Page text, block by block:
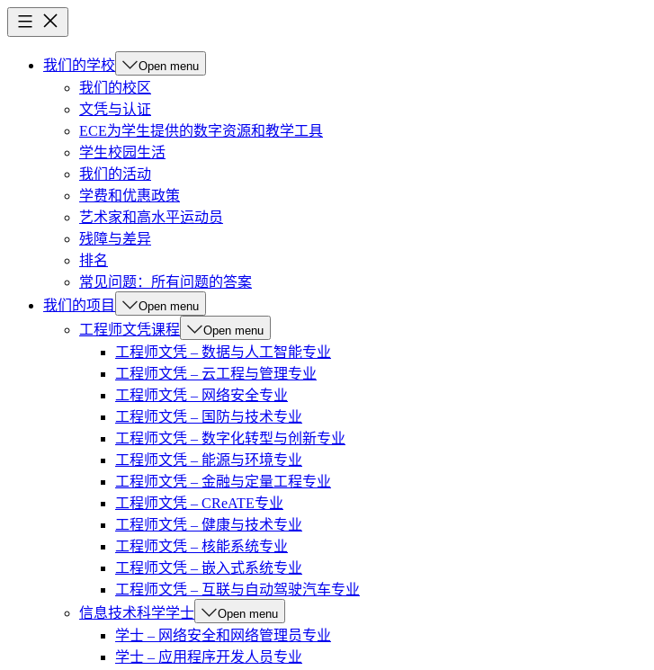
我们的学校 Open menu
我们的校区
文凭与认证
ECE为学生提供的数字资源和教学工具
学生校园生活
我们的活动
学费和优惠政策
艺术家和高水平运动员
残障与差异
排名
常见问题：所有问题的答案
我们的项目
Open menu
工程师文凭课程 Open menu
工程师文凭 – 数据与人工智能专业
工程师文凭 – 云工程与管理专业
工程师文凭 – 网络安全专业
工程师文凭 – 国防与技术专业
工程师文凭 – 数字化转型与创新专业
工程师文凭 – 能源与环境专业
工程师文凭 – 金融与定量工程专业
工程师文凭 – CReATE专业
工程师文凭 – 健康与技术专业
工程师文凭 – 核能系统专业
工程师文凭 – 嵌入式系统专业
工程师文凭 – 互联与自动驾驶汽车专业
信息技术科学学士
Open menu
学士 – 网络安全和网络管理员专业
学士 – 应用程序开发人员专业